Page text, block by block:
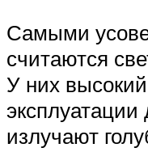
Самыми
считаются
У них
излучают